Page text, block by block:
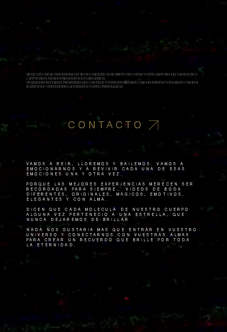
ME ENCANTA CREAR VÍDEOS DE BODAS ÚNICOS Y CINEMÁTICOS. MI OBJETIVO ES CONTAR VUESTRA HISTORIA DE UN MODO ÚNICO,
CAPTURANDO LAS EMOCIONES MÁS PURAS Y VERDADERAS.
TRABAJO DISCRETAMENTE, PERMITIENDO QUE VOSOTROS, VUESTROS FAMILIARES Y AMIGOS OS SINTÁISTOTALMENTE CÓMODOS.
EL RESULTADO, VIDEOS DE BODA QUE REFLEJAN VUESTRA PERSONALIDAD.
CONTACTO
VAMOS A REIR, lloremos y bailemos. Vamos a
emocionarnos y a revivir cada una de esas
emociones una y otra vez.
Porque las mejores experiencias merecen ser
recordadas para siempre… Vídeos de boda
diferentes, originales, mÁgicos, emotivos,
elegantes y con alma.
Dicen que cada molécula de nuestro cuerpo
alguna vez perteneció a una estrella, que
nunca dejaremos de brillar
Nada nos gustaría más que entrar en vuestro
universo y conectarnos con vuestras almas
para crear un recuerdo que brille por toda
la eternidad.